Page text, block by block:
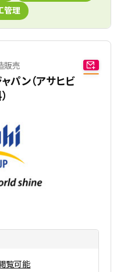
管理
販売
パン（アサヒビ
覧可能